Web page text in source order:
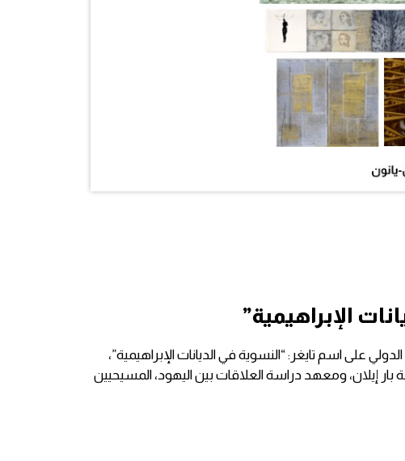
الإبراهيمية”
اسم تايغر: “النسوية في الديانات الإبراهيمية”،
بار إيلان، ومعهد دراسة العلاقات بين اليهود، المسيحيين